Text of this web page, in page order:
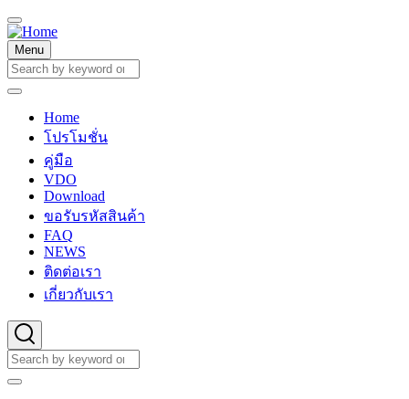
Skip
to
main
content
Menu
Search
Search
Main
navigation
Home
โปรโมชั่น
คู่มือ
VDO
Download
ขอรับรหัสสินค้า
FAQ
NEWS
ติดต่อเรา
เกี่ยวกับเรา
Search
Search